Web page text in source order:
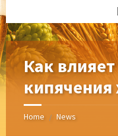
Как
кипячения
Home / News